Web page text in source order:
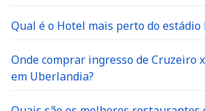
Qual é o Hotel mais perto do estádio
Onde comprar ingresso de Cruzeiro
em Uberlandia?